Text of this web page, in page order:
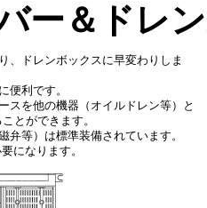
ー＆ドレ
、ドレンボックスに早変わりしま
便利です。
スを他の機器（オイルドレン等）と
とができます。
弁等）は標準装備されています。
になります。